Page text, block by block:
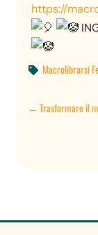
https://
 Macrolibrarsi
←Trasformare il